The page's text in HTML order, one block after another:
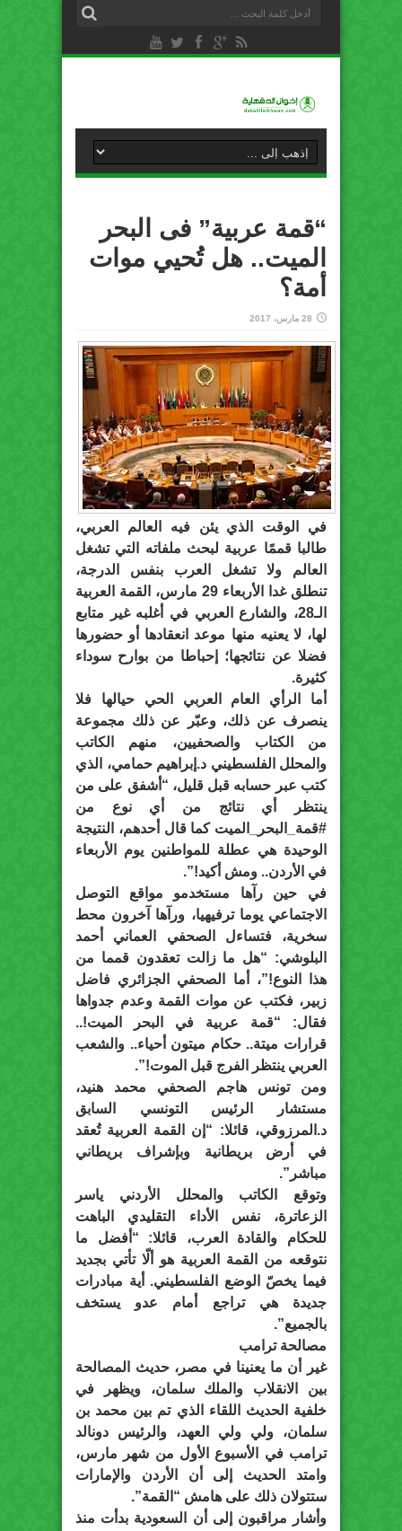
“قمة عربية” فى البحر
الميت.. هل تُحيي موات
أمة؟
28 مارس، 2017
في الوقت الذي يئن فيه العالم العربي،
طالبا قممًا عربية لبحث ملفاته التي تشغل
العالم ولا تشغل العرب بنفس الدرجة،
تنطلق غدا الأربعاء 29 مارس، القمة العربية
الـ28، والشارع العربي في أغلبه غير متابع
لها، لا يعنيه منها موعد انعقادها أو حضورها
فضلا عن نتائجها؛ إحباطا من بوارح سوداء
كثيرة.
أما الرأي العام العربي الحي حيالها فلا
ينصرف عن ذلك، وعبّر عن ذلك مجموعة
من الكتاب والصحفيين، منهم الكاتب
والمحلل الفلسطيني د.إبراهيم حمامي، الذي
كتب عبر حسابه قبل قليل، “أشفق على من
ينتظر أي نتائج من أي نوع من
#قمة_البحر_الميت كما قال أحدهم، النتيجة
الوحيدة هي عطلة للمواطنين يوم الأربعاء
في الأردن.. ومش أكيد!”.
في حين رآها مستخدمو مواقع التوصل
الاجتماعي يوما ترفيهيا، ورآها آخرون محط
سخرية، فتساءل الصحفي العماني أحمد
البلوشي: “هل ما زالت تعقدون قمما من
هذا النوع!”، أما الصحفي الجزائري فاضل
زبير، فكتب عن موات القمة وعدم جدواها
فقال: “قمة عربية في البحر الميت!..
قرارات ميتة.. حكام ميتون أحياء.. والشعب
العربي ينتظر الفرج قبل الموت!”.
ومن تونس هاجم الصحفي محمد هنيد،
مستشار الرئيس التونسي السابق
د.المرزوقي، قائلا: “إن القمة العربية تُعقد
في أرض بريطانية وبإشراف بريطاني
مباشر”.
وتوقع الكاتب والمحلل الأردني ياسر
الزعاترة، نفس الأداء التقليدي الباهت
للحكام والقادة العرب، قائلا: “أفضل ما
نتوقعه من القمة العربية هو ألّا تأتي بجديد
فيما يخصّ الوضع الفلسطيني. أية مبادرات
جديدة هي تراجع أمام عدو يستخف
بالجميع”.
مصالحة ترامب
غير أن ما يعنينا في مصر، حديث المصالحة
بين الانقلاب والملك سلمان، ويظهر في
خلفية الحديث اللقاء الذي تم بين محمد بن
سلمان، ولي ولي العهد، والرئيس دونالد
ترامب في الأسبوع الأول من شهر مارس،
وامتد الحديث إلى أن الأردن والإمارات
ستتولان ذلك على هامش “القمة”.
وأشار مراقبون إلى أن السعودية بدأت منذ